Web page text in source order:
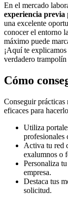
En el mercado
experiencia previa
una excelente
conocer el entorno
máximo puede
¡Aquí te
verdadero
Cómo
Conseguir prácticas
eficaces para
Utiliza
Activa tu red
exalumnos o
Personaliza
empresa.
Destaca tus
solicitud.